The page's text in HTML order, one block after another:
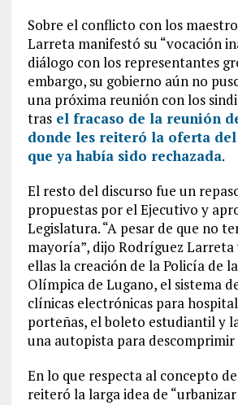
Sobre el conflicto con los
Larreta manifestó su “vocación
diálogo con los representantes
embargo, su gobierno aún no
una próxima reunión con los
trasel fracaso de la reunión
donde les reiteró la oferta
que ya había sido rechazada.
El resto del discurso fue un
propuestas por el Ejecutivo y
Legislatura. “A pesar de que no
mayoría”, dijo Rodríguez
ellas la creación de la Policía de
Olímpica de Lugano, el sistema
clínicas electrónicas para
porteñas, el boleto estudiantil y
una autopista para
En lo que respecta al concepto
reiteró la larga idea de